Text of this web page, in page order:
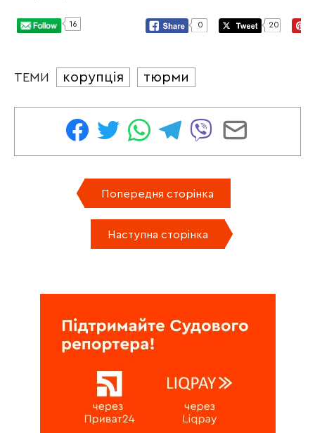
16 0 20
ТЕМИ корупція тюрми
Попередня сторінка
Наступна сторінка